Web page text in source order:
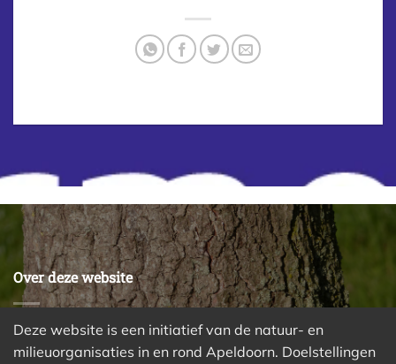
Over deze website
Deze website is een initiatief van de natuur- en
milieuorganisaties in en rond Apeldoorn. Doelstellingen